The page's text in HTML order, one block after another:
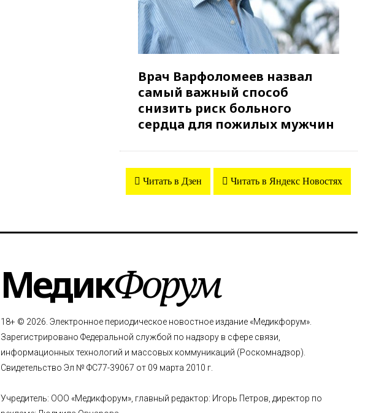
Врач Варфоломеев назвал
самый важный способ
снизить риск больного
сердца для пожилых мужчин
Читать в Дзен Читать в Яндекс Новостях
МедикФорум
18+ © 2026. Электронное периодическое новостное издание «Медикфорум».
Зарегистрировано Федеральной службой по надзору в сфере связи,
информационных технологий и массовых коммуникаций (Роскомнадзор).
Свидетельство Эл № ФС77-39067 от 09 марта 2010 г.
Учредитель: ООО «Медикфорум», главный редактор: Игорь Петров, директор по